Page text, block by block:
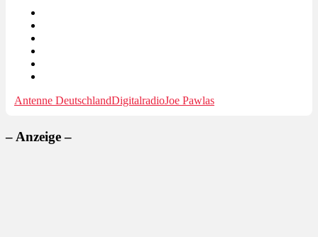
Antenne DeutschlandDigitalradioJoe Pawlas
– Anzeige –